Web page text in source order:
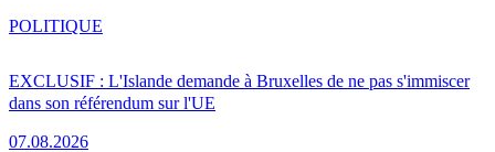
EXCLUSIF : L'Islande demande à Bruxelles de ne pas s'immiscer
dans son référendum sur l'UE
07.08.2026
POLITIQUE